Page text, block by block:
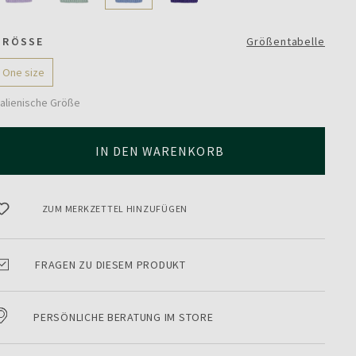
Größentabelle
One size
Größe
IN DEN WARENKORB
ZUM MERKZETTEL HINZUFÜGEN
FRAGEN ZU DIESEM PRODUKT
PERSÖNLICHE BERATUNG IM STORE